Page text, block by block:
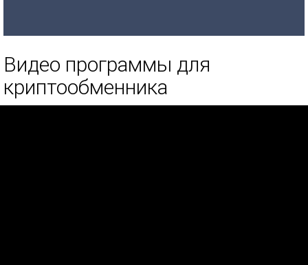
Видео программы для
криптообменника